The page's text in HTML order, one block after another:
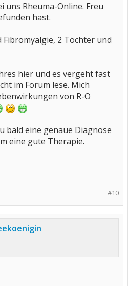
uns Rheuma-Online. Freu
hast.
2 Töchter und
hier und es vergeht fast
im Forum lese. Mich
von R-O
bald eine genaue Diagnose
eine gute Therapie.
#10